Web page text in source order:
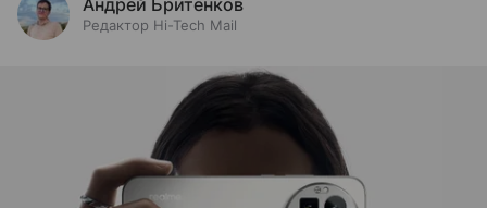
Андрей Бритенков
Редактор Hi-Tech Mail